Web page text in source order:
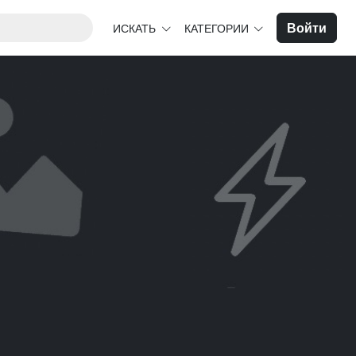
ИСКАТЬ КАТЕГОРИИ Войти